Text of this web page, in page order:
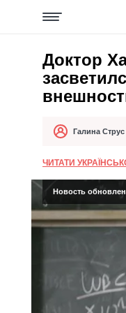
Доктор
АвторГалина Струс
Дата публикации
ЧИТАТИ
Новость